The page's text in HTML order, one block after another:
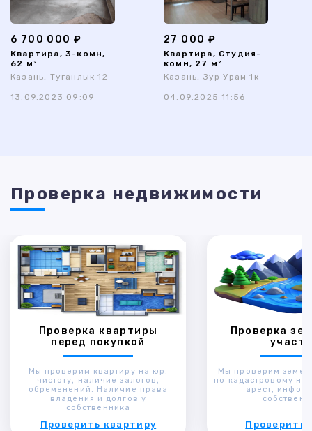
6 700 000 ₽
Квартира, 3-комн,
62 м²
Казань, Туганлык 12
13.09.2023 09:09
27 000 ₽
Квартира, Студия-
комн, 27 м²
Казань, Зур Урам 1к
04.09.2025 11:56
Проверка недвижимости
Проверка квартиры
перед покупкой
Мы проверим квартиру на юр.
чистоту, наличие залогов,
обременений. Наличие права
владения и долгов у
собственника
Проверить квартиру
Проверка
Мы проверим
по кадастровому
арест,
Проверить